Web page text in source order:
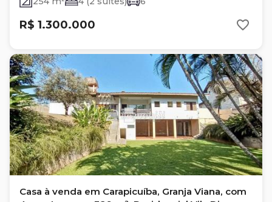
R$ 1.300.000
Casa à venda em Carapicuíba, Granja Viana, com